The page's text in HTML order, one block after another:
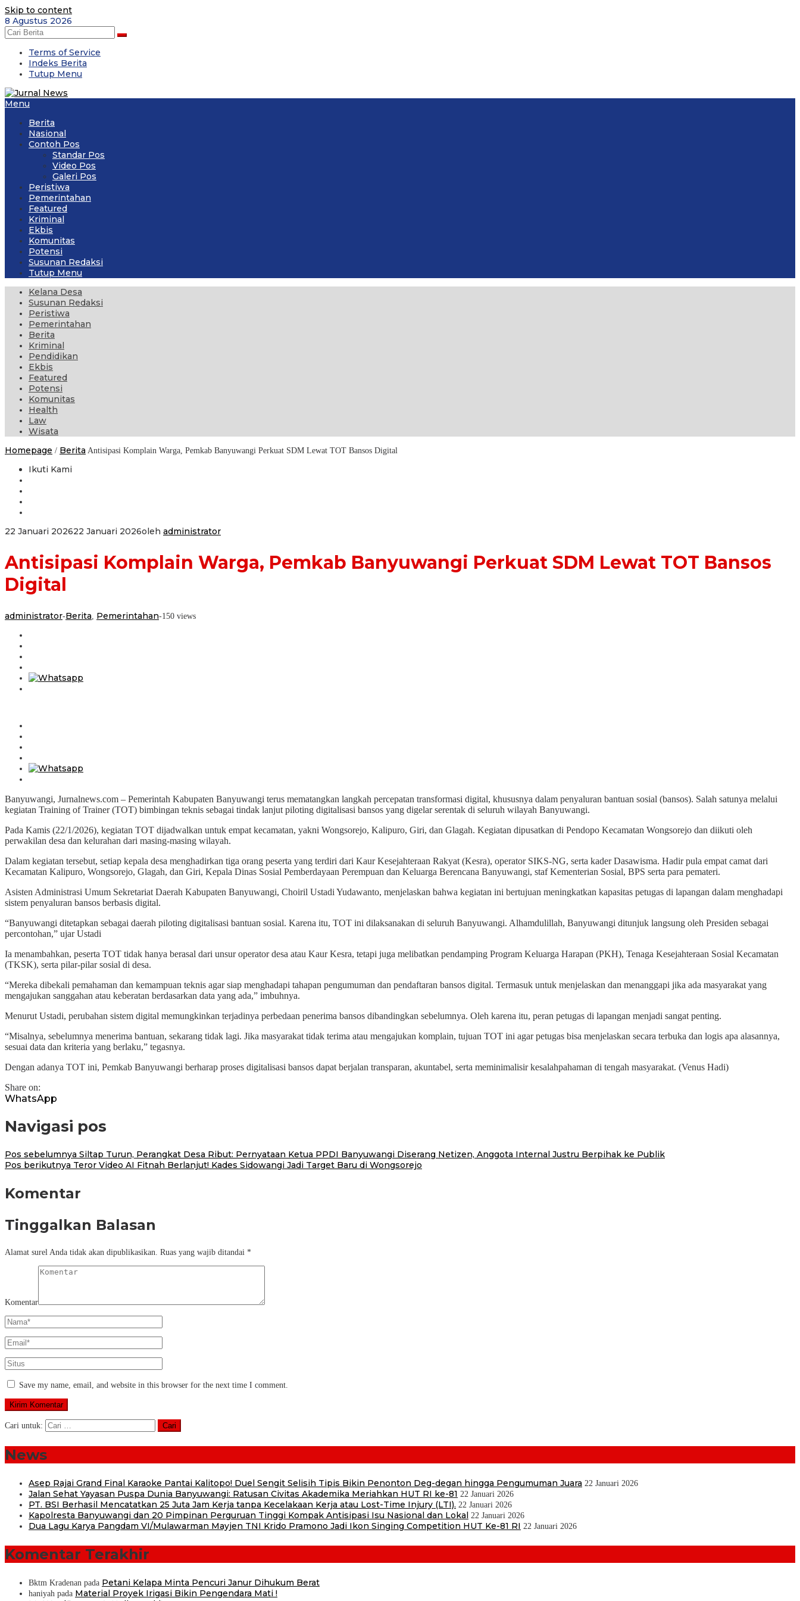
Skip to content
8 Agustus 2026
Terms of Service
Indeks Berita
Tutup Menu
Menu
Berita
Nasional
Contoh Pos
Standar Pos
Video Pos
Galeri Pos
Peristiwa
Pemerintahan
Featured
Kriminal
Ekbis
Komunitas
Potensi
Susunan Redaksi
Tutup Menu
Kelana Desa
Susunan Redaksi
Peristiwa
Pemerintahan
Berita
Kriminal
Pendidikan
Ekbis
Featured
Potensi
Komunitas
Health
Law
Wisata
Homepage / Berita Antisipasi Komplain Warga, Pemkab Banyuwangi Perkuat SDM Lewat TOT Bansos Digital
Ikuti Kami
22 Januari 202622 Januari 2026oleh administrator
Antisipasi Komplain Warga, Pemkab Banyuwangi Perkuat SDM Lewat TOT Bansos
Digital
administrator-Berita Pemerintahan-150 views
Banyuwangi, Jurnalnews.com – Pemerintah Kabupaten Banyuwangi terus mematangkan langkah percepatan transformasi digital, khususnya dalam penyaluran bantuan sosial (bansos). Salah satunya melalui
kegiatan Training of Trainer (TOT) bimbingan teknis sebagai tindak lanjut piloting digitalisasi bansos yang digelar serentak di seluruh wilayah Banyuwangi.
Pada Kamis (22/1/2026), kegiatan TOT dijadwalkan untuk empat kecamatan, yakni Wongsorejo, Kalipuro, Giri, dan Glagah. Kegiatan dipusatkan di Pendopo Kecamatan Wongsorejo dan diikuti oleh
perwakilan desa dan kelurahan dari masing-masing wilayah.
Dalam kegiatan tersebut, setiap kepala desa menghadirkan tiga orang peserta yang terdiri dari Kaur Kesejahteraan Rakyat (Kesra), operator SIKS-NG, serta kader Dasawisma. Hadir pula empat camat dari
Kecamatan Kalipuro, Wongsorejo, Glagah, dan Giri, Kepala Dinas Sosial Pemberdayaan Perempuan dan Keluarga Berencana Banyuwangi, staf Kementerian Sosial, BPS serta para pemateri.
Asisten Administrasi Umum Sekretariat Daerah Kabupaten Banyuwangi, Choiril Ustadi Yudawanto, menjelaskan bahwa kegiatan ini bertujuan meningkatkan kapasitas petugas di lapangan dalam menghadapi
sistem penyaluran bansos berbasis digital.
“Banyuwangi ditetapkan sebagai daerah piloting digitalisasi bantuan sosial. Karena itu, TOT ini dilaksanakan di seluruh Banyuwangi. Alhamdulillah, Banyuwangi ditunjuk langsung oleh Presiden sebagai
percontohan,” ujar Ustadi
Ia menambahkan, peserta TOT tidak hanya berasal dari unsur operator desa atau Kaur Kesra, tetapi juga melibatkan pendamping Program Keluarga Harapan (PKH), Tenaga Kesejahteraan Sosial Kecamatan
(TKSK), serta pilar-pilar sosial di desa.
“Mereka dibekali pemahaman dan kemampuan teknis agar siap menghadapi tahapan pengumuman dan pendaftaran bansos digital. Termasuk untuk menjelaskan dan menanggapi jika ada masyarakat yang
mengajukan sanggahan atau keberatan berdasarkan data yang ada,” imbuhnya.
Menurut Ustadi, perubahan sistem digital memungkinkan terjadinya perbedaan penerima bansos dibandingkan sebelumnya. Oleh karena itu, peran petugas di lapangan menjadi sangat penting.
“Misalnya, sebelumnya menerima bantuan, sekarang tidak lagi. Jika masyarakat tidak terima atau mengajukan komplain, tujuan TOT ini agar petugas bisa menjelaskan secara terbuka dan logis apa alasannya,
sesuai data dan kriteria yang berlaku,” tegasnya.
Dengan adanya TOT ini, Pemkab Banyuwangi berharap proses digitalisasi bansos dapat berjalan transparan, akuntabel, serta meminimalisir kesalahpahaman di tengah masyarakat. (Venus Hadi)
Share on:
WhatsApp
Navigasi pos
Pos sebelumnya Siltap Turun, Perangkat Desa Ribut: Pernyataan Ketua PPDI Banyuwangi Diserang Netizen, Anggota Internal Justru Berpihak ke Publik
Pos berikutnya Teror Video AI Fitnah Berlanjut! Kades Sidowangi Jadi Target Baru di Wongsorejo
Komentar
Tinggalkan Balasan
Alamat surel Anda tidak akan dipublikasikan. Ruas yang wajib ditandai *
Komentar
Save my name, email, and website in this browser for the next time I comment.
Cari untuk:
News
Asep Rajai Grand Final Karaoke Pantai Kalitopo! Duel Sengit Selisih Tipis Bikin Penonton Deg-degan hingga Pengumuman Juara 22 Januari 2026
Jalan Sehat Yayasan Puspa Dunia Banyuwangi: Ratusan Civitas Akademika Meriahkan HUT RI ke-81 22 Januari 2026
PT. BSI Berhasil Mencatatkan 25 Juta Jam Kerja tanpa Kecelakaan Kerja atau Lost-Time Injury (LTI). 22 Januari 2026
Kapolresta Banyuwangi dan 20 Pimpinan Perguruan Tinggi Kompak Antisipasi Isu Nasional dan Lokal 22 Januari 2026
Dua Lagu Karya Pangdam VI/Mulawarman Mayjen TNI Krido Pramono Jadi Ikon Singing Competition HUT Ke-81 RI 22 Januari 2026
Komentar Terakhir
Bktm Kradenan pada Petani Kelapa Minta Pencuri Janur Dihukum Berat
haniyah pada Material Proyek Irigasi Bikin Pengendara Mati !